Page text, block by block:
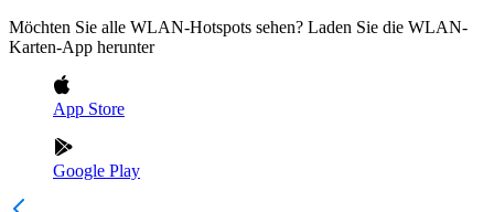
Möchten Sie alle WLAN-Hotspots sehen? Laden Sie die WLAN-
Karten-App herunter
App Store
Google Play